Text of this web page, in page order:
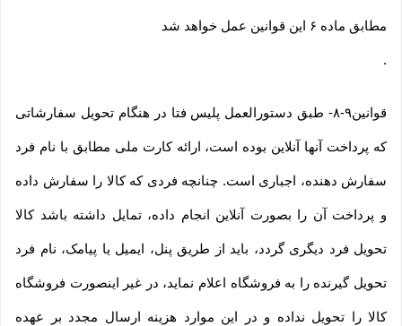
مطابق ماده ۶ این قوانین عمل خواهد شد
.
قوانین۹-۸- طبق دستورالعمل پلیس فتا در هنگام تحویل سفارشاتی
که پرداخت آنها آنلاین بوده است، ارائه کارت ملی مطابق با نام فرد
سفارش دهنده، اجباری است. چنانچه فردی که کالا را سفارش داده
و پرداخت آن را بصورت آنلاین انجام داده، تمایل داشته باشد کالا
تحویل فرد دیگری گردد، باید از طریق پنل، ایمیل یا پیامک، نام فرد
تحویل گیرنده را به فروشگاه اعلام نماید، در غیر اینصورت فروشگاه
کالا را تحویل نداده و در این موارد هزینه ارسال مجدد بر عهده